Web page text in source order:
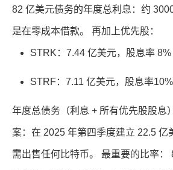
82 亿美元债务的年度总利息：约
是在零成本借款。 再加上优先股：
STRK：7.44 亿美元，股息率 8%
STRF：7.11 亿美元，股息率10%
年度总债务（利息 + 所有优先股股息
案：在 2025 年第四季度建立 22.5
需出售任何比特币。 最重要的比率